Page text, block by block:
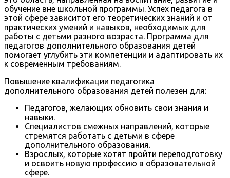
обучение вне школьной программы. Успех педагога в
этой сфере зависитот его теоретических знаний и от
практических умений и навыков, необходимых для
работы с детьми разного возраста. Программа для
педагогов дополнительного образования детей
помогает углубить эти компетенции и адаптировать их
к современным требованиям.
Повышение квалификации педагогика
дополнительного образования детей полезен для:
Педагогов, желающих обновить свои знания и
навыки.
Специалистов смежных направлений, которые
стремятся работать с детьми в сфере
дополнительного образования.
Взрослых, которые хотят пройти переподготовку
и освоить новую профессию в образовательной
сфере.